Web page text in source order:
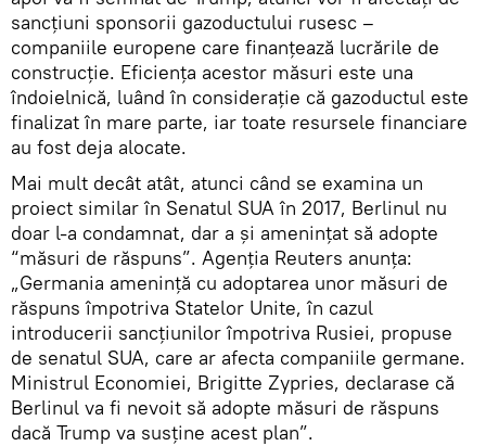
sancțiuni sponsorii gazoductului rusesc –
companiile europene care finanțează lucrările de
construcție. Eficiența acestor măsuri este una
îndoielnică, luând în considerație că gazoductul este
finalizat în mare parte, iar toate resursele financiare
au fost deja alocate.
Mai mult decât atât, atunci când se examina un
proiect similar în Senatul SUA în 2017, Berlinul nu
doar l-a condamnat, dar a și amenințat să adopte
“măsuri de răspuns”. Agenția Reuters anunța:
„Germania amenință cu adoptarea unor măsuri de
răspuns împotriva Statelor Unite, în cazul
introducerii sancțiunilor împotriva Rusiei, propuse
de senatul SUA, care ar afecta companiile germane.
Ministrul Economiei, Brigitte Zypries, declarase că
Berlinul va fi nevoit să adopte măsuri de răspuns
dacă Trump va susține acest plan”.